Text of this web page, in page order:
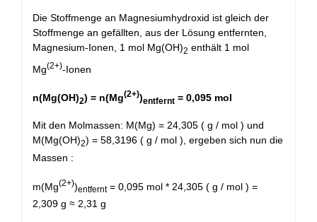
Die Stoffmenge an Magnesiumhydroxid ist gleich der
Stoffmenge an gefällten, aus der Lösung entfernten,
Magnesium-Ionen, 1 mol Mg(OH)2 enthält 1 mol
Mg(2+)-Ionen
n(Mg(OH)2) = n(Mg(2+))entfernt = 0,095 mol
Mit den Molmassen: M(Mg) = 24,305 ( g / mol ) und
M(Mg(OH)2) = 58,3196 ( g / mol ), ergeben sich nun die
Massen :
m(Mg(2+))entfernt= 0,095 mol * 24,305 ( g / mol ) =
2,309 g ≈ 2,31 g